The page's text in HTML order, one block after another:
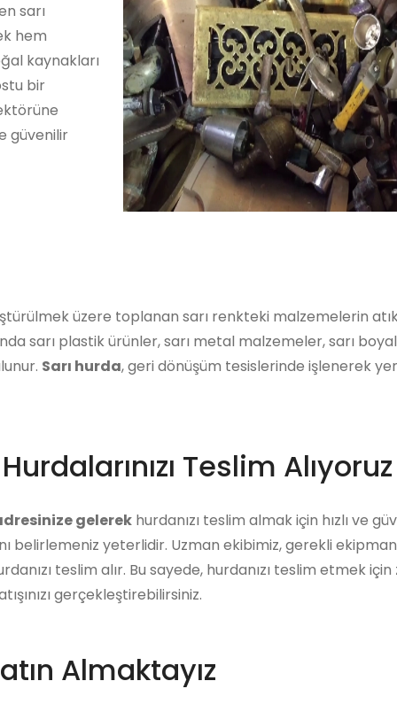
sarı
hem
kaynakları
bir
güvenilir
üzere toplanan sarı renkteki malzemelerin
sarı plastik ürünler, sarı metal malzemeler, sarı
Sarı hurda, geri dönüşüm tesislerinde işlenerek
Teslim Alıyoruz
gelerek hurdanızı teslim almak için hızlı ve
belirlemeniz yeterlidir. Uzman ekibimiz, gerekli
teslim alır. Bu sayede, hurdanızı teslim etmek
gerçekleştirebilirsiniz.
Almaktayız